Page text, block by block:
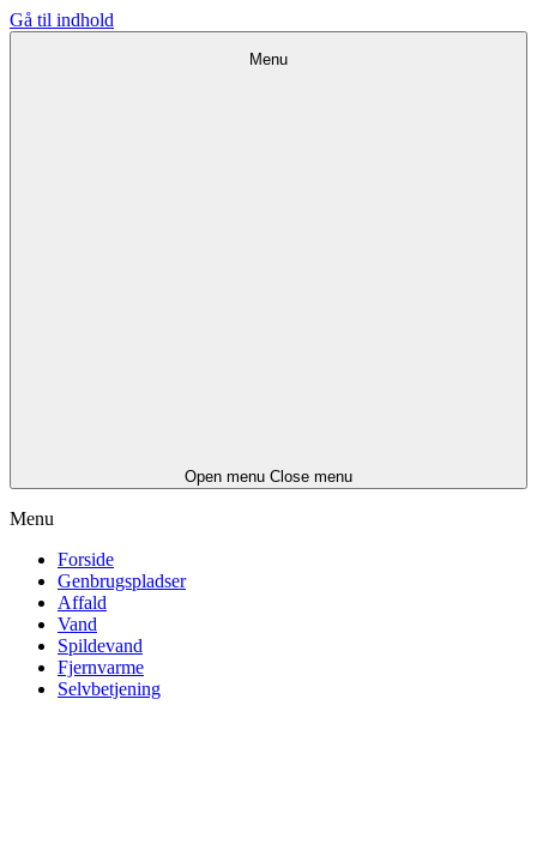
Gå til indhold
Menu
Open menu Close menu
Menu
Forside
Genbrugspladser
Affald
Vand
Spildevand
Fjernvarme
Selvbetjening